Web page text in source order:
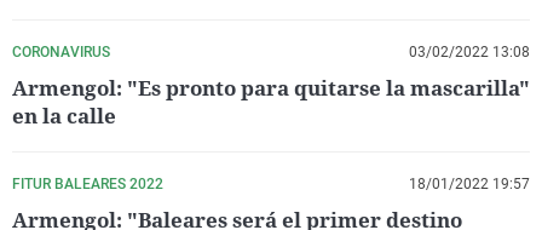
CORONAVIRUS 03/02/2022 13:08
Armengol: "Es pronto para quitarse la mascarilla"
en la calle
FITUR BALEARES 2022 18/01/2022 19:57
Armengol: "Baleares será el primer destino